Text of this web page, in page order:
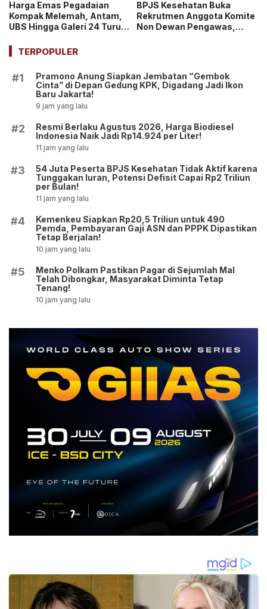
Harga Emas Pegadaian
Kompak Melemah, Antam,
UBS Hingga Galeri 24 Turun
BPJS Kesehatan Buka
Rekrutmen Anggota Komite
Non Dewan Pengawas,
TERPOPULER
#1
Pramono Anung Siapkan Jembatan “Gembok
Cinta” di Depan Gedung KPK, Digadang Jadi Ikon
Baru Jakarta!
9 jam yang lalu
#2
Resmi Berlaku Agustus 2026, Harga Biodiesel
Indonesia Naik Jadi Rp14.924 per Liter!
11 jam yang lalu
#3
54 Juta Peserta BPJS Kesehatan Tidak Aktif karena
Tunggakan Iuran, Potensi Defisit Capai Rp2 Triliun
per Bulan!
11 jam yang lalu
#4
Kemenkeu Siapkan Rp20,5 Triliun untuk 490
Pemda, Pembayaran Gaji ASN dan PPPK Dipastikan
Tetap Berjalan!
10 jam yang lalu
#5
Menko Polkam Pastikan Pagar di Sejumlah Mal
Telah Dibongkar, Masyarakat Diminta Tetap
Tenang!
10 jam yang lalu